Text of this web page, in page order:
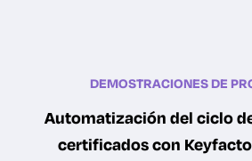
DEMOSTRACIONES DE
Automatización del ciclo
certificados con